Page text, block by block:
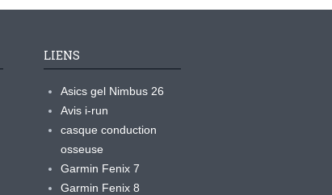
LIENS
Asics gel Nimbus 26
Avis i-run
casque conduction
osseuse
Garmin Fenix 7
Garmin Fenix 8